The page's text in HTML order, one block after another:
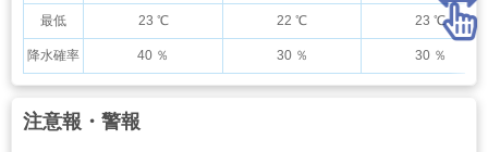
最低
降水確率
23 ℃ 22 ℃ 23 ℃
40 ％ 30 ％ 30 ％
注意報・警報